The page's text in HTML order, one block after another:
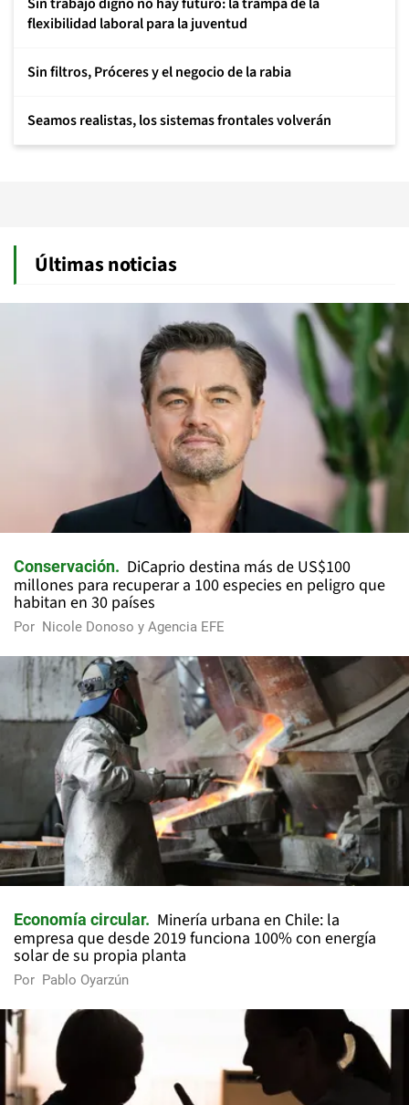
flexibilidad laboral para la juventud
Sin filtros, Próceres y el negocio de la rabia
Seamos realistas, los sistemas frontales volverán
Últimas noticias
Conservación
DiCaprio destina más de US$100
millones para recuperar a 100 especies en peligro que
habitan en 30 países
Por Nicole Donoso y Agencia EFE
Economía circular
Minería urbana en Chile: la
empresa que desde 2019 funciona 100% con energía
solar de su propia planta
Por Pablo Oyarzún